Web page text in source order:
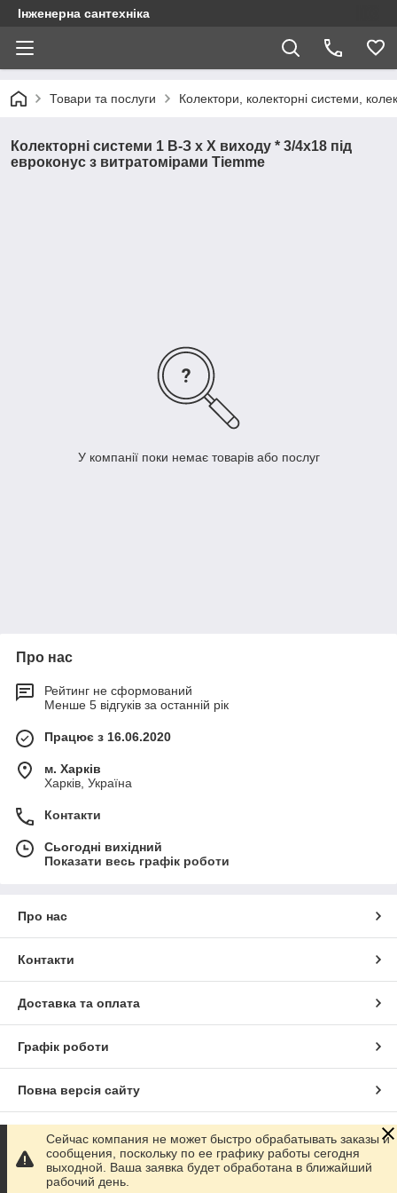
Інженерна сантехніка
Товари та послуги Колектори, колекторні системи,
Колекторні системи 1 В-З х Х виходу * 3/4х18 під
евроконус з витратомірами Tiemme
У компанії поки немає товарів або послуг
Про нас
Рейтинг не сформований
Менше 5 відгуків за останній рік
Працює з 16.06.2020
м. Харків
Харків, Україна
Контакти
Сьогодні вихідний
Показати весь графік роботи
Про нас
Контакти
Доставка та оплата
Графік роботи
Повна версія сайту
Сайт створено на маркетплейсі Prom.ua
Політика конфіденційності
Сейчас компания не может быстро обрабатывать заказы и
сообщения, поскольку по ее графику работы сегодня
выходной. Ваша заявка будет обработана в ближайший
рабочий день.